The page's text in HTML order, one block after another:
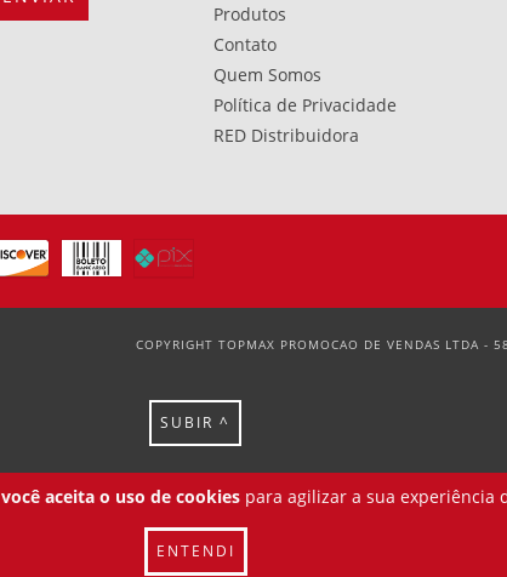
você aceita o uso de cookiespara agilizar a sua experiência
ENTENDI
Produtos
Contato
Quem Somos
Política de Privacidade
RED Distribuidora
COPYRIGHT TOPMAX PROMOCAO DE VENDAS LTDA
SUBIR ^